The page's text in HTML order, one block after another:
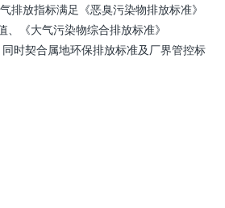
排放指标满足《恶臭污染物排放标准》
《大气污染物综合排放标准》
时契合属地环保排放标准及厂界管控标